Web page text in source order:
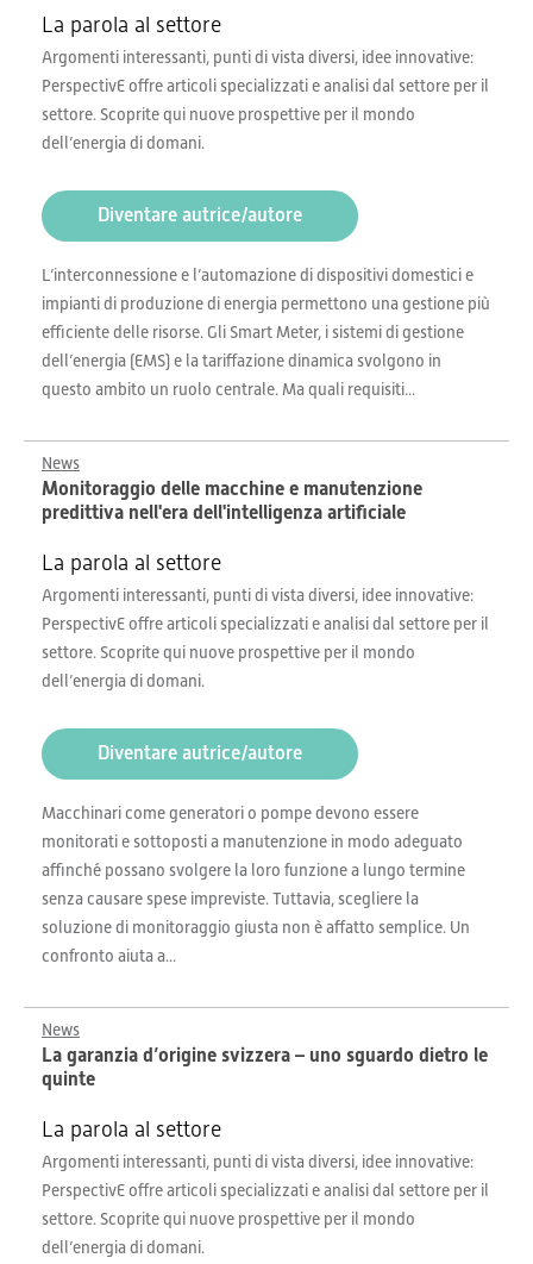
La parola al settore
Argomenti interessanti, punti di vista diversi, idee innovative:
PerspectivE offre articoli specializzati e analisi dal settore per il
settore. Scoprite qui nuove prospettive per il mondo
dell’energia di domani.
Diventare autrice/autore
L’interconnessione e l’automazione di dispositivi domestici e
impianti di produzione di energia permettono una gestione più
efficiente delle risorse. Gli Smart Meter, i sistemi di gestione
dell’energia (EMS) e la tariffazione dinamica svolgono in
questo ambito un ruolo centrale. Ma quali requisiti...
News
Monitoraggio delle macchine e manutenzione
predittiva nell'era dell'intelligenza artificiale
La parola al settore
Argomenti interessanti, punti di vista diversi, idee innovative:
PerspectivE offre articoli specializzati e analisi dal settore per il
settore. Scoprite qui nuove prospettive per il mondo
dell’energia di domani.
Diventare autrice/autore
Macchinari come generatori o pompe devono essere
monitorati e sottoposti a manutenzione in modo adeguato
affinché possano svolgere la loro funzione a lungo termine
senza causare spese impreviste. Tuttavia, scegliere la
soluzione di monitoraggio giusta non è affatto semplice. Un
confronto aiuta a...
News
La garanzia d’origine svizzera – uno sguardo dietro le
quinte
La parola al settore
Argomenti interessanti, punti di vista diversi, idee innovative:
PerspectivE offre articoli specializzati e analisi dal settore per il
settore. Scoprite qui nuove prospettive per il mondo
dell’energia di domani.